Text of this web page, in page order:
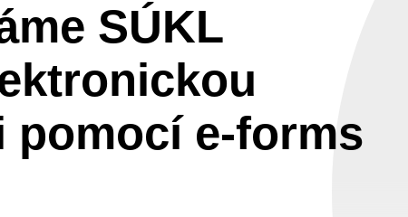
SÚKL
pomocí e-forms